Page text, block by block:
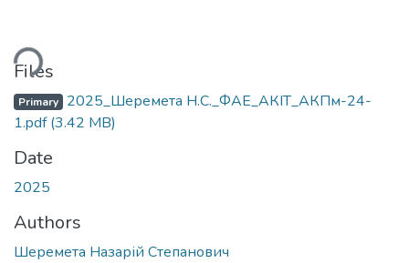
Files
Primary 2025_Шеремета Н.С._ФАЕ_АКІТ_АКПм-24-
1.pdf(3.42 MB)
Date
2025
Authors
Шеремета Назарій Степанович